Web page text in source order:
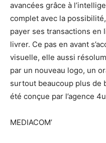
avancées grâce à
complet avec la
payer ses transactions en
livrer. Ce pas en avant
visuelle, elle aussi
par un nouveau logo, un
surtout beaucoup plus de
été conçue par l’agence
MEDIACOM’